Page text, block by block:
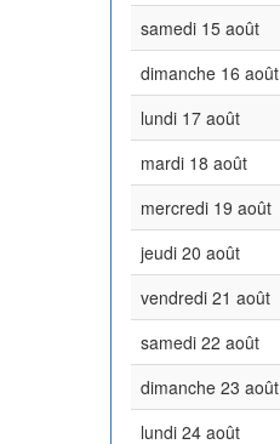
samedi 15 août
dimanche 16 août
lundi 17 août
mardi 18 août
mercredi 19 août
jeudi 20 août
vendredi 21 août
samedi 22 août
dimanche 23 août
lundi 24 août